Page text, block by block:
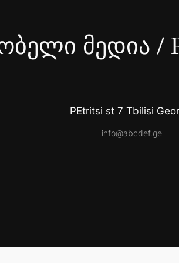
მედია /
PEtritsi st 7 Tbilisi
info@abcdef.ge